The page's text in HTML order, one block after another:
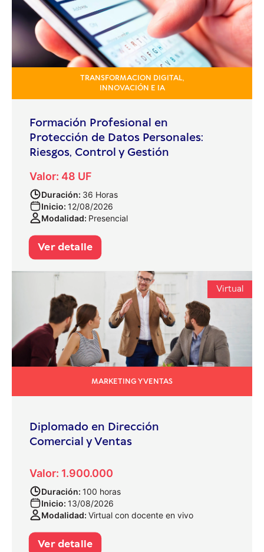
TRANSFORMACION DIGITAL,
INNOVACIÓN E IA
Formación Profesional en
Protección de Datos Personales:
Riesgos, Control y Gestión
Valor: 48 UF
Duración: 36 Horas
Inicio: 12/08/2026
Modalidad: Presencial
Ver detalle
Virtual
MARKETING Y VENTAS
Diplomado en Dirección
Comercial y Ventas
Valor: 1.900.000
Duración: 100 horas
Inicio: 13/08/2026
Modalidad: Virtual con docente en vivo
Ver detalle